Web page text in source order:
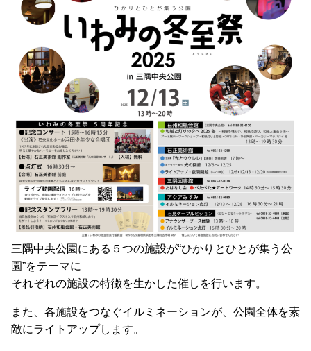
三隅中央公園にある５つの施設が“ひかりとひとが集う公
園”をテーマに
それぞれの施設の特徴を生かした催しを行います。
また、各施設をつなぐイルミネーションが、公園全体を素
敵にライトアップします。